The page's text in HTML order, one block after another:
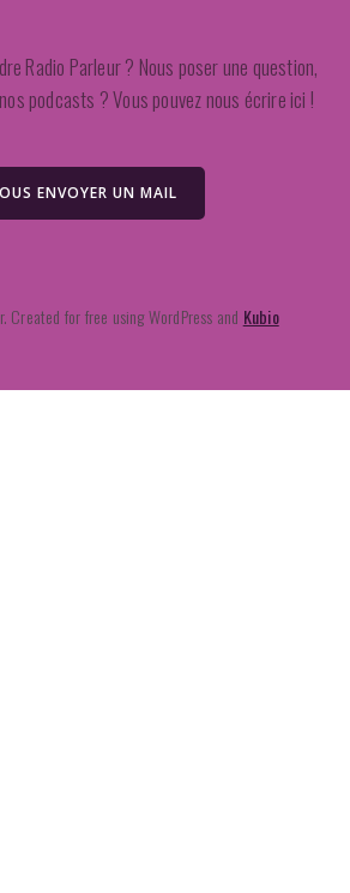
Radio Parleur ? Nous poser une question,
podcasts ? Vous pouvez nous écrire ici !
ENVOYER UN MAIL
Created for free using WordPress and Kubio